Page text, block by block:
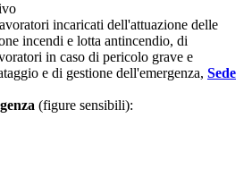
incaricati dell'attuazione delle
incendi e lotta antincendio, di
in caso di pericolo grave e
e di gestione dell'emergenza, Sede
(figure sensibili):